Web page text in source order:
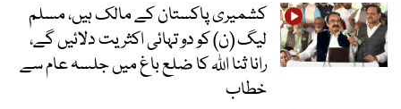
کشمیری پاکستان کے مالک ہیں، مسلم
لیگ (ن) کو دو تہائی اکثریت دلائیں گے،
رانا ثنا اللہ کا ضلع باغ میں جلسہ عام سے
خطاب